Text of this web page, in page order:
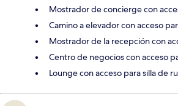
Mostrador de concierge con
Camino a elevador con acceso
Mostrador de la recepción con
Centro de negocios con acceso
Lounge con acceso para silla de